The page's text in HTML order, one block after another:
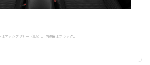
マッシブグレー〈1L6〉。内装色はブラック。